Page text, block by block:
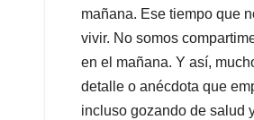
mañana. Ese tiempo que
vivir. No somos
en el mañana. Y así,
detalle o anécdota que
incluso gozando de salud